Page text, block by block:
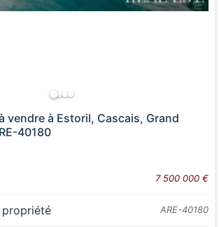
vendre à Estoril, Cascais, Grand
40180
7 500 000 €
propriété ARE-40180